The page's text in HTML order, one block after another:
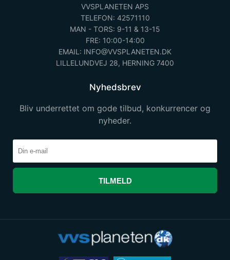
VVSPLANETEN APS
TELEFON: 42571110
MAN - TORS: 9-11 & 13-15
FRE: 10:00-14:00
EMAIL: INFO@VVSPLANETEN.DK
LILLELUNDVEJ 28, HERNING 7400
Nyhedsbrev
Bliv underrettet om gode tilbud, konkurrencer og
nyheder.
TILMELD